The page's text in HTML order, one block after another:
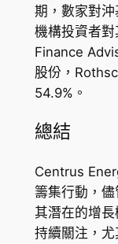
期，數家對
機構投資者
Finance
股份，
54.9%。
總結
Centrus
籌集行動，
其潛在的增
持續關注，尤